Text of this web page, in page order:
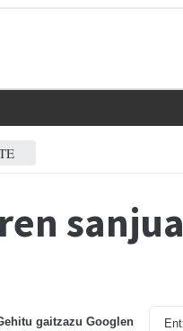
gaitzazu Googlen